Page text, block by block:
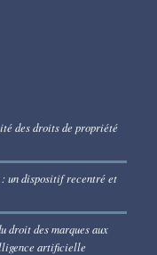
des droits de propriété
un dispositif recentré et
droit des marques aux
artificielle